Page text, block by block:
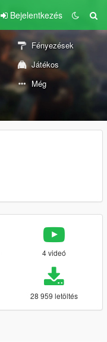
Bejelentkezés
Fényezések
Játékos
Még
4 videó
28 959 letöltés